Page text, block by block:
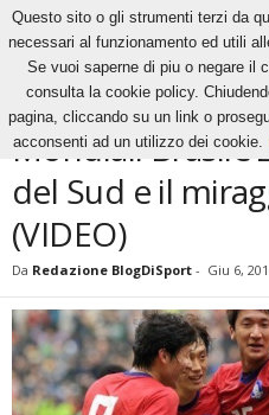
News Mondiali Brasile 2014: la
NEWS
Mondiali Brasile
del Sud e il
(VIDEO)
Da Redazione BlogDiSport - Giu 6,
Questo sito o gli strumenti terzi da
necessari al funzionamento ed utili
Se vuoi saperne di piu o negare il
consulta la cookie policy.
pagina, cliccando su un link o
acconsenti ad un utilizzo dei cookie.